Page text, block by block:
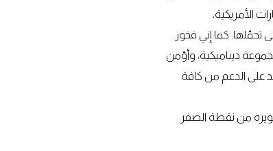
الأمريكية،
من القدرة على تحمّلها. كما إني فخور
ديناميكية، وأؤمن
على الدعم من كافة
تطويره من نقطة الصفر